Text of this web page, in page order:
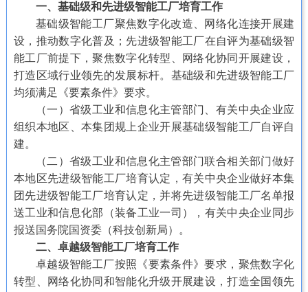
一、基础级和先进级智能工厂培育工作
基础级智能工厂聚焦数字化改造、网络化连接开展建
设，推动数字化普及；先进级智能工厂在自评为基础级智
能工厂前提下，聚焦数字化转型、网络化协同开展建设，
打造区域行业领先的发展标杆。基础级和先进级智能工厂
均须满足《要素条件》要求。
（一）省级工业和信息化主管部门、有关中央企业应
组织本地区、本集团规上企业开展基础级智能工厂自评自
建。
（二）省级工业和信息化主管部门联合相关部门做好
本地区先进级智能工厂培育认定，有关中央企业做好本集
团先进级智能工厂培育认定，并将先进级智能工厂名单报
送工业和信息化部（装备工业一司），有关中央企业同步
报送国务院国资委（科技创新局）。
二、卓越级智能工厂培育工作
卓越级智能工厂按照《要素条件》要求，聚焦数字化
转型、网络化协同和智能化升级开展建设，打造全国领先